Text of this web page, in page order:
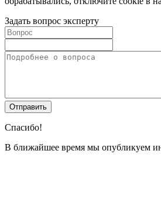
Задать вопрос эксперту
Спасибо!
В ближайшее время мы опубликуем